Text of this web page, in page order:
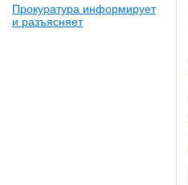
Прокуратура информирует
и разъясняет